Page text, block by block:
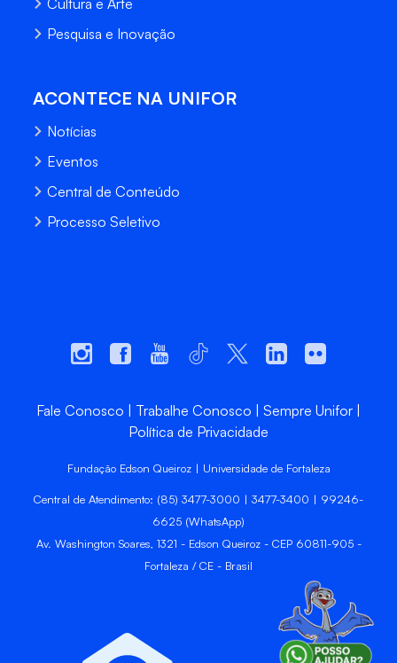
Cultura e Arte
Pesquisa e Inovação
ACONTECE NA UNIFOR
Notícias
Eventos
Central de Conteúdo
Processo Seletivo
Fale Conosco Trabalhe Conosco
Sempre Unifor
Política de Privacidade
Fundação Edson Queiroz | Universidade de Fortaleza
Central de Atendimento: (85) 3477-3000 | 3477-3400 | 99246-
6625 (WhatsApp)
Av. Washington Soares, 1321 - Edson Queiroz - CEP 60811-905 -
Fortaleza / CE - Brasil